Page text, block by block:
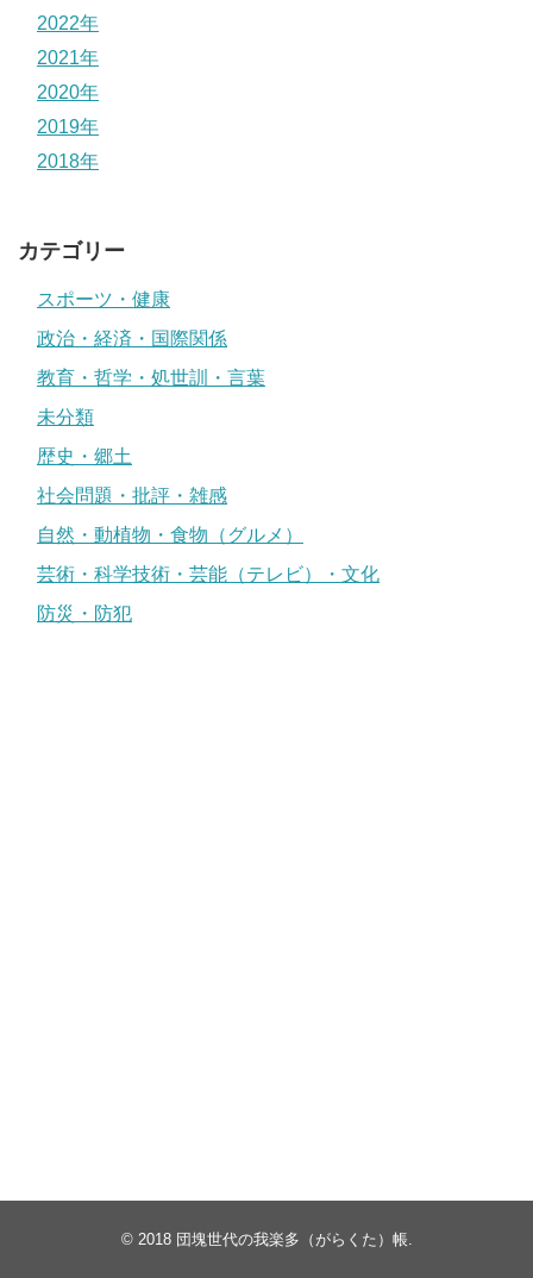
2022年
2021年
2020年
2019年
2018年
カテゴリー
スポーツ・健康
政治・経済・国際関係
教育・哲学・処世訓・言葉
未分類
歴史・郷土
社会問題・批評・雑感
自然・動植物・食物（グルメ）
芸術・科学技術・芸能（テレビ）・文化
防災・防犯
© 2018 団塊世代の我楽多（がらくた）帳